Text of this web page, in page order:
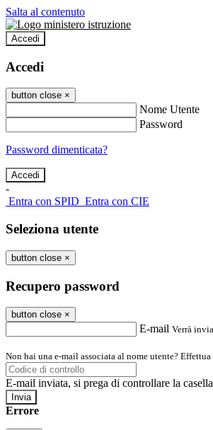
Salta al contenuto
Accedi
Accedi
button close ×
Nome Utente
Password
Password dimenticata?
-
Entra con SPID Entra con CIE
Seleziona utente
button close ×
Recupero password
button close ×
E-mail Verrà
Non hai una e-mail associata al nome utente?
E-mail inviata, si prega di controllare la
Errore